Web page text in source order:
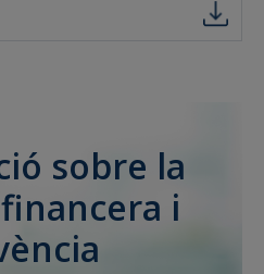
sobre la
i